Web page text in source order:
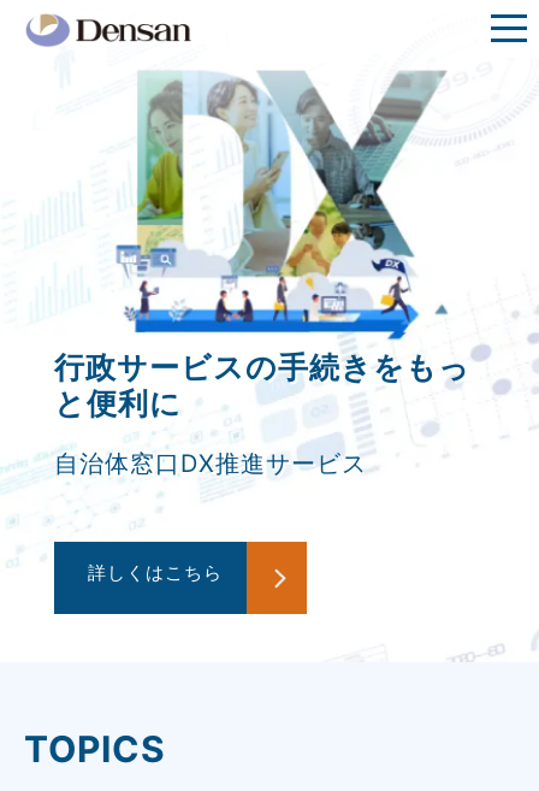
観光ソリューションサービス
地域の魅力発信・観光誘客・周遊促
進！
詳しくはこちら
支えられて、60年信州ととも
に、これからも
創立60周年
詳しくはこちら
行政サービスの手続きを もっ
と便利に
自治体窓口DX推進サービス
詳しくはこちら
行政システムに必要なすべて
をワンストップで実現
総合行政情報システム Reams
詳しくはこちら
検査･判定の自動化
AI外観検査システムObserve AI
詳しくはこちら
ナレッジ共有・活用による
ノベーションの創出
AIナレッジマネジメントシステム
SmartKMS
詳しくはこちら
観光ソリューションサービス
地域の魅力発信・観光誘客・周遊促
進！
詳しくはこちら
支えられて、60年信州ととも
に、これからも
創立60周年
詳しくはこちら
TOPICS